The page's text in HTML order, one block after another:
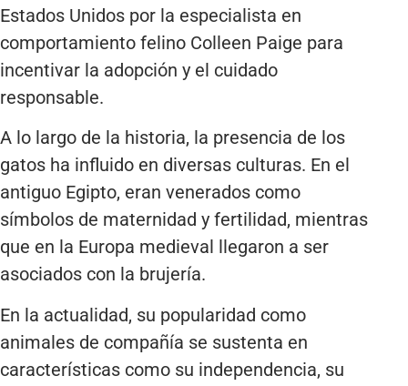
Estados Unidos por la especialista en
comportamiento felino Colleen Paige para
incentivar la adopción y el cuidado
responsable.
A lo largo de la historia, la presencia de los
gatos ha influido en diversas culturas. En el
antiguo Egipto, eran venerados como
símbolos de maternidad y fertilidad, mientras
que en la Europa medieval llegaron a ser
asociados con la brujería.
En la actualidad, su popularidad como
animales de compañía se sustenta en
características como su independencia, su